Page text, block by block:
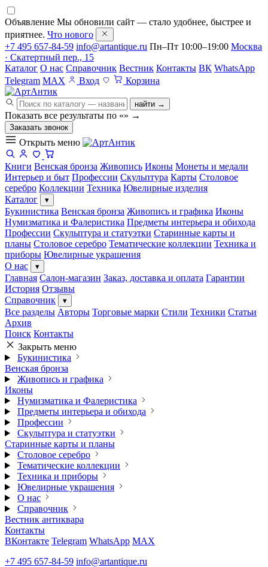
Объявление Мы обновили сайт — стало удобнее, быстрее и
приятнее. Что нового
+7 495 657-84-59 info@artantique.ru Пн–Пт 10:00–19:00 Москва
· Скатертный пер., 15
Каталог О нас Справочник Вестник Контакты ВК WhatsApp
Telegram MAX Вход Корзина
найти →
Показать все результаты по «» →
Заказать звонок
Открыть меню
Книги Венская бронза Живопись Иконы Монеты и медали
Интерьер и быт Профессии Скульптура Карты Столовое
серебро Коллекции Техника Ювелирные изделия
Каталог
▾
Букинистика Венская бронза Живопись и графика Иконы
Нумизматика и Фалеристика Предметы интерьера и обихода
Профессии Скульптура и статуэтки Старинные карты и
планы Столовое серебро Тематические коллекции Техника и
приборы Ювелирные украшения
О нас
▾
Главная Салон-магазин Заказ, доставка и оплата Гарантии
История Отзывы
Справочник
▾
Все разделы Авторы Торговые марки Стили Техники Статьи
Архив
Поиск Контакты
Закрыть меню
Букинистика
Венская бронза
Живопись и графика
Иконы
Нумизматика и Фалеристика
Предметы интерьера и обихода
Профессии
Скульптура и статуэтки
Старинные карты и планы
Столовое серебро
Тематические коллекции
Техника и приборы
Ювелирные украшения
О нас
Справочник
Вестник антиквара
Контакты
ВКонтакте Telegram WhatsApp MAX
+7 495 657-84-59 info@artantique.ru